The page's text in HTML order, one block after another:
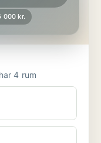
000 kr.
har 4 rum